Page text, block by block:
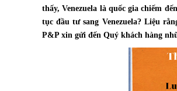
thấy, Venezuela là quốc gia chiếm
tục đầu tư sang Venezuela? Liệu
P&P xin gửi đến Quý khách hàng